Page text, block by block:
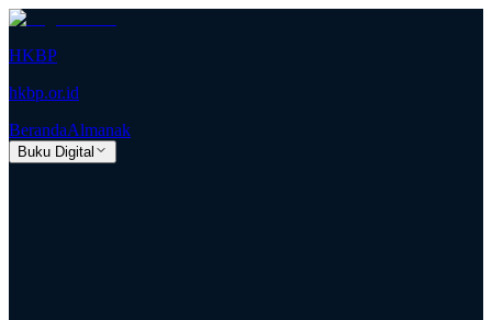
HKBP
hkbp.or.id
BerandaAlmanak
Buku Digital